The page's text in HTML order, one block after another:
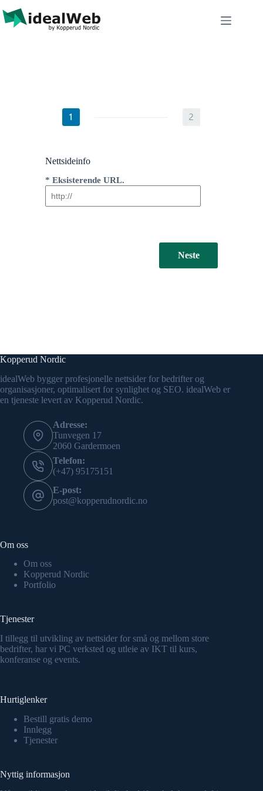
Nettsideinfo
* Eksisterende URL.
Neste
Kopperud Nordic
idealWeb bygger profesjonelle nettsider for bedrifter og
organisasjoner, optimalisert for synlighet og SEO. idealWeb er
en tjeneste levert av Kopperud Nordic.
Adresse:
Tunvegen 17
2060 Gardermoen
Telefon:
(+47) 95175151
E-post:
post@kopperudnordic.no
Om oss
Om oss
Kopperud Nordic
Portfolio
Tjenester
I tillegg til utvikling av nettsider for små og mellom store
bedrifter, har vi PC verksted og utleie av IKT til kurs,
konferanse og events.
Hurtiglenker
Bestill gratis demo
Innlegg
Tjenester
Nyttig informasjon